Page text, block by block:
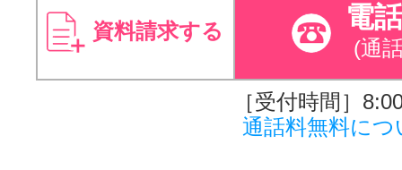
資料請求する 電
(通
［受付時間］
通話料無料につ